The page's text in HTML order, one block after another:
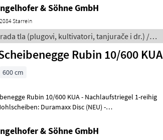
& Söhne GmbH
2084 Starrein
tla (plugovi, kultivatori, tanjurače i dr.) /
Rubin 10/600 KUA
600 cm
Rubin 10/600 KUA - Nachlaufstriegel 1-reihig
Duramaxx Disc (NEU) -
& Söhne GmbH